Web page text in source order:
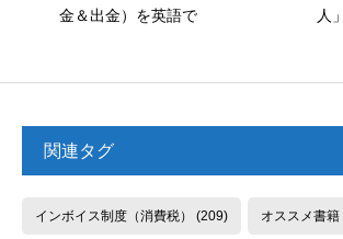
金＆出金）を英語で
人
関連タグ
インボイス制度（消費税） (209) オススメ書籍